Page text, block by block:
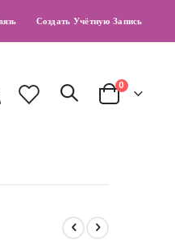
Создать Учётную Запись
Cart
0позиции